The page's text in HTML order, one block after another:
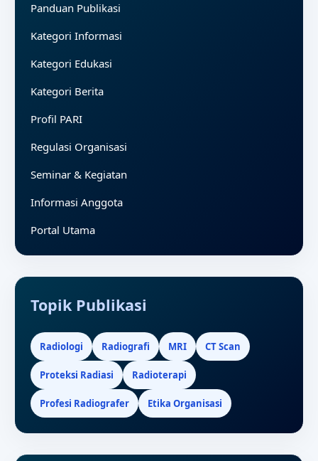
Panduan Publikasi
Kategori Informasi
Kategori Edukasi
Kategori Berita
Profil PARI
Regulasi Organisasi
Seminar & Kegiatan
Informasi Anggota
Portal Utama
Topik Publikasi
Radiologi Radiografi MRI CT Scan
Proteksi Radiasi Radioterapi
Profesi Radiografer Etika Organisasi